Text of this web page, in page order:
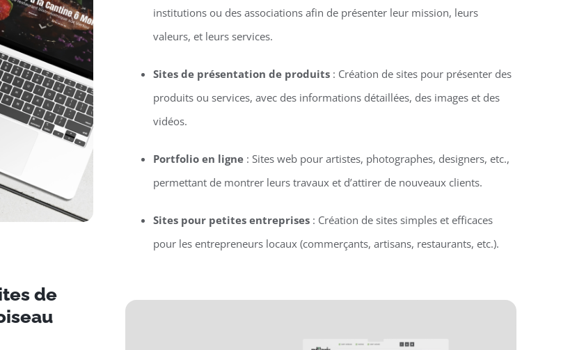
institutions ou des associations afin de présenter leur mission, leurs
valeurs, et leurs services.
Sites de présentation de produits : Création de sites pour présenter des
produits ou services, avec des informations détaillées, des images et des
vidéos.
Portfolio en ligne : Sites web pour artistes, photographes, designers, etc.,
permettant de montrer leurs travaux et d’attirer de nouveaux clients.
Sites pour petites entreprises : Création de sites simples et efficaces
pour les entrepreneurs locaux (commerçants, artisans, restaurants, etc.).
de